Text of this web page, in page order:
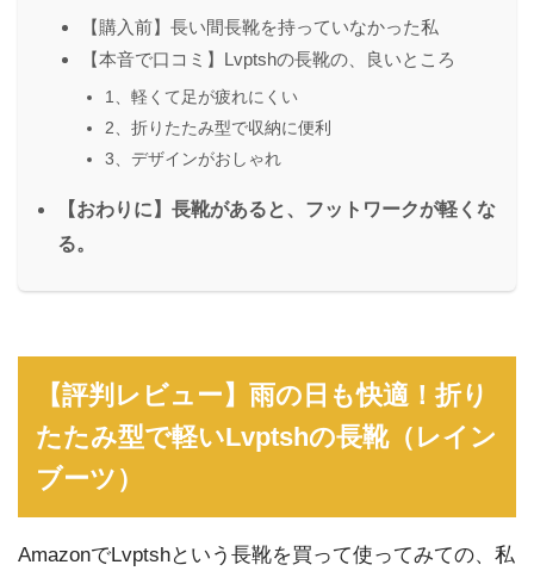
【購入前】長い間長靴を持っていなかった私
【本音で口コミ】Lvptshの長靴の、良いところ
1、軽くて足が疲れにくい
2、折りたたみ型で収納に便利
3、デザインがおしゃれ
【おわりに】長靴があると、フットワークが軽くな
る。
【評判レビュー】雨の日も快適！折り
たたみ型で軽いLvptshの長靴（レイン
ブーツ）
AmazonでLvptshという長靴を買って使ってみての、私